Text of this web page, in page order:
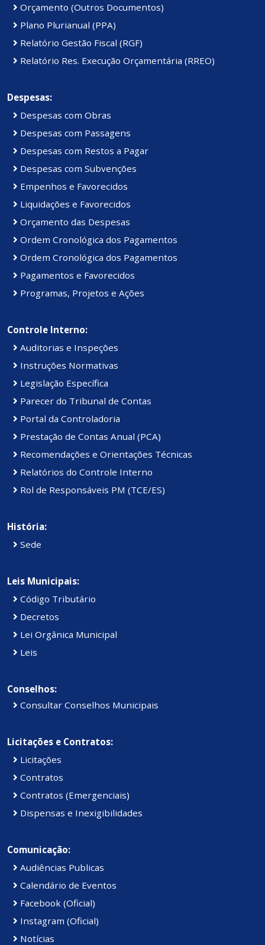
Orçamento (Outros Documentos)
Plano Plurianual (PPA)
Relatório Gestão Fiscal (RGF)
Relatório Res. Execução Orçamentária (RREO)
Despesas:
Despesas com Obras
Despesas com Passagens
Despesas com Restos a Pagar
Despesas com Subvenções
Empenhos e Favorecidos
Liquidações e Favorecidos
Orçamento das Despesas
Ordem Cronológica dos Pagamentos
Ordem Cronológica dos Pagamentos
Pagamentos e Favorecidos
Programas, Projetos e Ações
Controle Interno:
Auditorias e Inspeções
Instruções Normativas
Legislação Específica
Parecer do Tribunal de Contas
Portal da Controladoria
Prestação de Contas Anual (PCA)
Recomendações e Orientações Técnicas
Relatórios do Controle Interno
Rol de Responsáveis PM (TCE/ES)
História:
Sede
Leis Municipais:
Código Tributário
Decretos
Lei Orgânica Municipal
Leis
Conselhos:
Consultar Conselhos Municipais
Licitações e Contratos:
Licitações
Contratos
Contratos (Emergenciais)
Dispensas e Inexigibilidades
Comunicação:
Audiências Publicas
Calendário de Eventos
Facebook (Oficial)
Instagram (Oficial)
Notícias